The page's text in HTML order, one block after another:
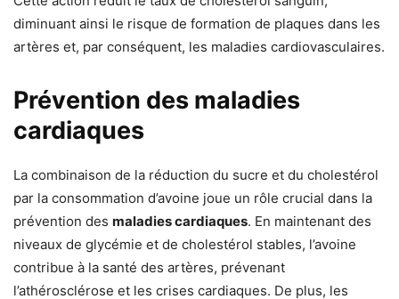
diminuant ainsi le risque de formation de plaques dans les
artères et, par conséquent, les maladies cardiovasculaires.
Prévention des maladies
cardiaques
La combinaison de la réduction du sucre et du cholestérol
par la consommation d’avoine joue un rôle crucial dans la
prévention des maladies cardiaques. En maintenant des
niveaux de glycémie et de cholestérol stables, l’avoine
contribue à la santé des artères, prévenant
l’athérosclérose et les crises cardiaques. De plus, les